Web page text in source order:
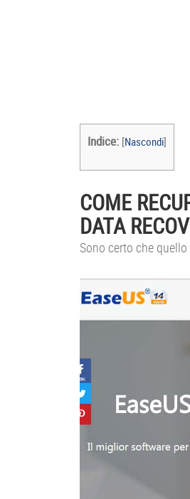
Indice: [Nascondi]
COME
DATA
Sono certo che